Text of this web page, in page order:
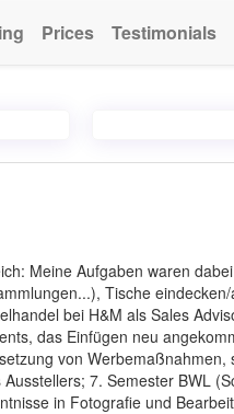
Prices Testimonials
Meine Aufgaben waren
Tische
bei H&M als Sales
das Einfügen neu
von
7. Semester BWL
in Fotografie und